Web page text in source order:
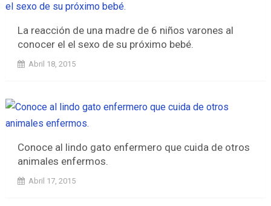
La reacción de una madre de 6 niños varones al
conocer el el sexo de su próximo bebé.
Abril 18, 2015
Conoce al lindo gato enfermero que cuida de otros
animales enfermos.
Abril 17, 2015